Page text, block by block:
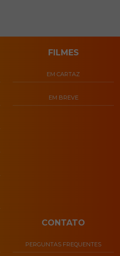
FILMES
EM CARTAZ
EM BREVE
CONTATO
PERGUNTAS FREQUENTES